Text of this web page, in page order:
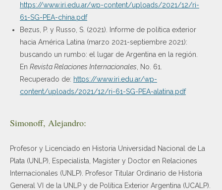
https://www.iri.edu.ar/wp-content/uploads/2021/12/ri-
61-SG-PEA-china.pdf
Bezus, P. y Russo, S. (2021). Informe de política exterior
hacia América Latina (marzo 2021-septiembre 2021):
buscando un rumbo: el lugar de Argentina en la región.
En Revista Relaciones Internacionales , No. 61.
Recuperado de: https://www.iri.edu.ar/wp-
content/uploads/2021/12/ri-61-SG-PEA-alatina.pdf
Simonoff, Alejandro:
Profesor y Licenciado en Historia Universidad Nacional de La
Plata (UNLP), Especialista, Magíster y Doctor en Relaciones
Internacionales (UNLP). Profesor Titular Ordinario de Historia
General VI de la UNLP y de Política Exterior Argentina (UCALP).